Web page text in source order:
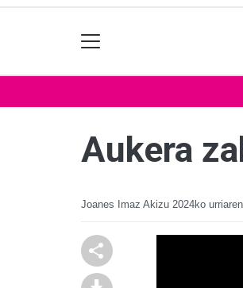
Aukera
Joanes Imaz Akizu 2024ko